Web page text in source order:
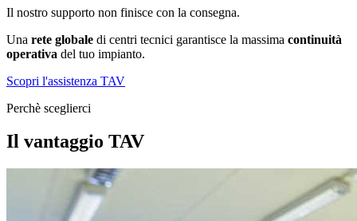
Il nostro supporto non finisce con la consegna.
Una rete globale di centri tecnici garantisce la massima continuità
operativa del tuo impianto.
Scopri l'assistenza TAV
Perchè sceglierci
Il vantaggio TAV